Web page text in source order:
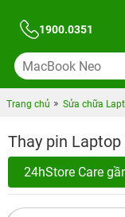
1900.0351
Trang chủ Sửa chữa
Thay pin
24hStore Care